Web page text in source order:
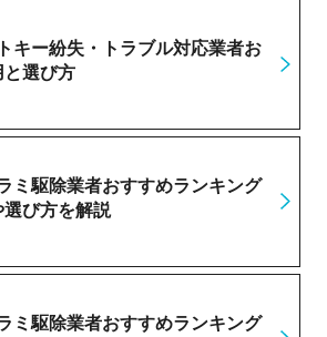
キー紛失・トラブル対応業者お
と選び方
ミ駆除業者おすすめランキング
び方を解説
ミ駆除業者おすすめランキング